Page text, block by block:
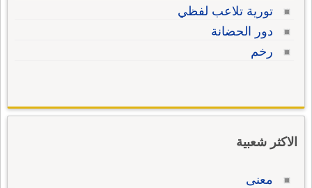
تورية تلاعب لفظي
دور الحضانة
رخم
الاكثر شعبية
معنى